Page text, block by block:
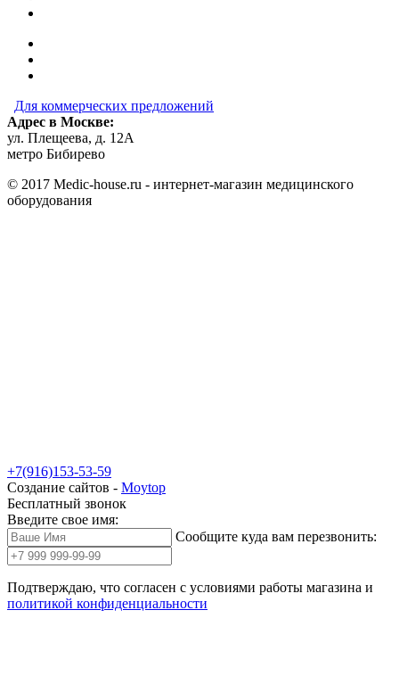
Для коммерческих предложений
Адрес в Москве:
ул. Плещеева, д. 12А
метро Бибирево
© 2017 Medic-house.ru - интернет-магазин медицинского
оборудования
+7(916)153-53-59
Создание сайтов - Moytop
Бесплатный звонок
Введите свое имя:
Сообщите куда вам перезвонить:
Подтверждаю, что согласен с условиями работы магазина и
политикой конфиденциальности